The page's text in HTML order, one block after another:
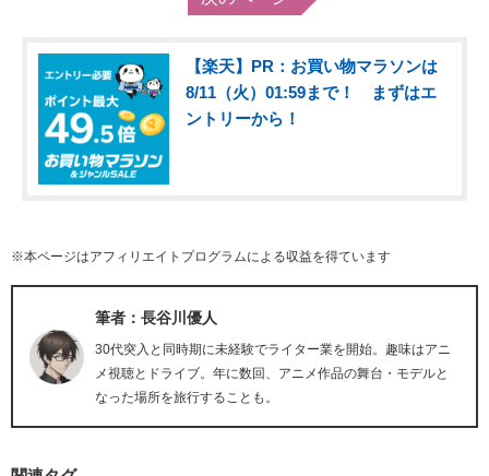
【楽天】PR：お買い物マラソンは
8/11（火）01:59まで！ まずはエ
ントリーから！
※本ページはアフィリエイトプログラムによる収益を得ています
筆者：長谷川優人
30代突入と同時期に未経験でライター業を開始。趣味はアニ
メ視聴とドライブ。年に数回、アニメ作品の舞台・モデルと
なった場所を旅行することも。